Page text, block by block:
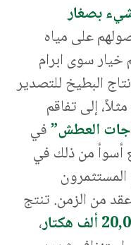
بصغار
على مياه
خيار سوى ابرام
البطيخ للتصدير
إلى تفاقم
العطش”في
إن الوضع أسوأ من ذلك في
من الزمن. تنتج
هكتار
،